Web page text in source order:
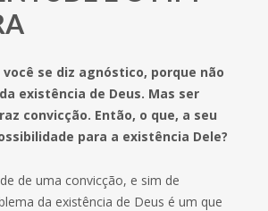
você se diz agnóstico, porque não
existência de Deus. Mas ser
convicção. Então, o que, a seu
para a existência Dele?
de uma convicção, e sim de
da existência de Deus é um que